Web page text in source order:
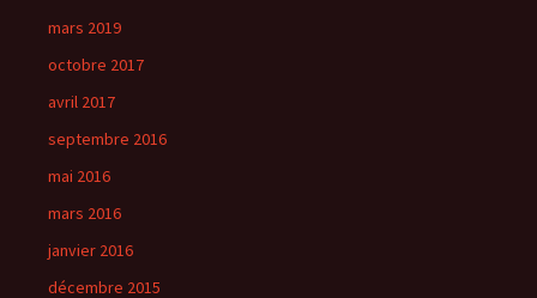
mars 2019
octobre 2017
avril 2017
septembre 2016
mai 2016
mars 2016
janvier 2016
décembre 2015